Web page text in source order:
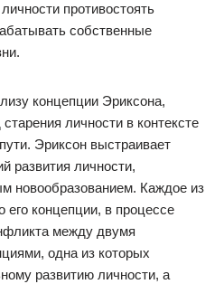
противостоять
собственные
концепции Эриксона,
личности в контексте
Эриксон выстраивает
развития личности,
новообразованием. Каждое из
его концепции, в процессе
между двумя
одна из которых
развитию личности, а